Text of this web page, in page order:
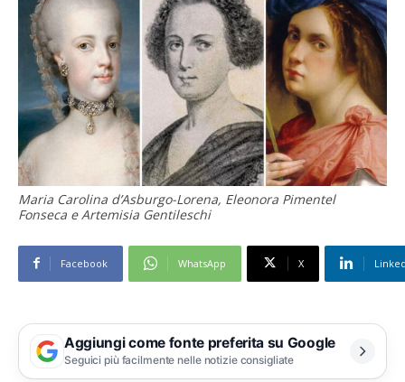
Maria Carolina d’Asburgo-Lorena, Eleonora Pimentel
Fonseca e Artemisia Gentileschi
Facebook WhatsApp X
Aggiungi come fonte preferita su Google
Seguici più facilmente nelle notizie consigliate